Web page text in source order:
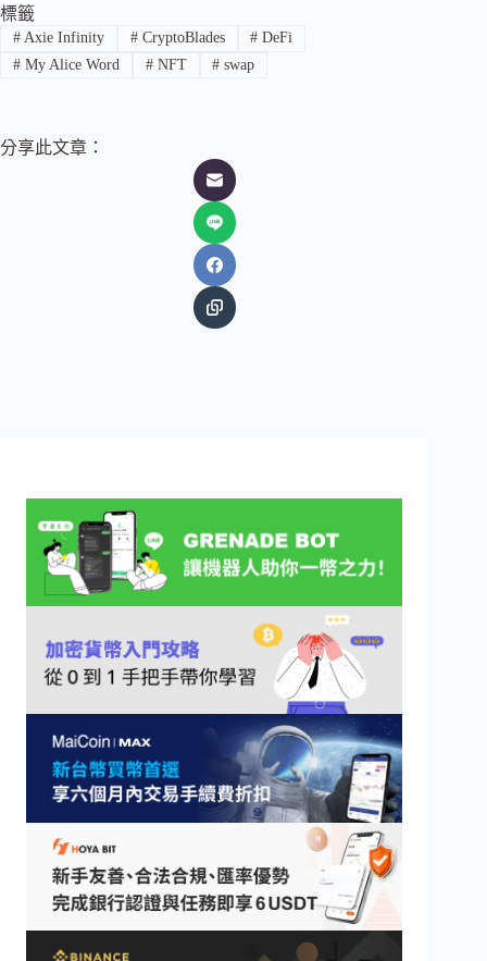
標籤
#Axie Infinity #CryptoBlades # DeFi
#My Alice Word #NFT # swap
分享此文章：